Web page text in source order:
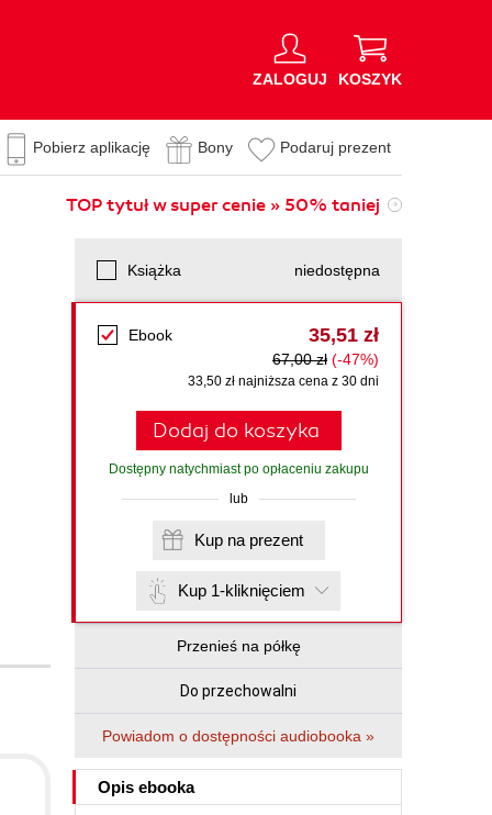
ZALOGUJ KOSZYK
Pobierz aplikację Bony Podaruj prezent
TOP tytuł w super cenie » 50% taniej
Książka niedostępna
Ebook 35,51 zł
67,00 zł (-47%)
33,50 zł najniższa cena z 30 dni
Dodaj do koszyka
Dostępny natychmiast po opłaceniu zakupu
lub
Kup na prezent
Kup 1-kliknięciem
Przenieś na półkę
Do przechowalni
Powiadom o dostępności audiobooka »
Opis ebooka